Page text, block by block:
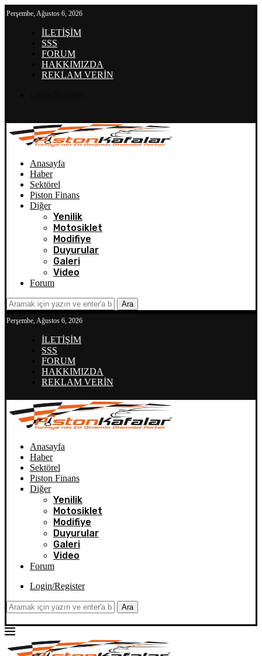
Perşembe, Ağustos 6, 2026
İLETİŞİM
SSS
FORUM
HAKKIMIZDA
REKLAM VERİN
Anasayfa
Haber
Sektörel
Piston Finans
Diğer
Yenilik
Motosiklet
Modifiye
Duyurular
Galeri
Video
Forum
Ara
Perşembe, Ağustos 6, 2026
İLETİŞİM
SSS
FORUM
HAKKIMIZDA
REKLAM VERİN
Anasayfa
Haber
Sektörel
Piston Finans
Diğer
Yenilik
Motosiklet
Modifiye
Duyurular
Galeri
Video
Forum
Login/Register
Ara